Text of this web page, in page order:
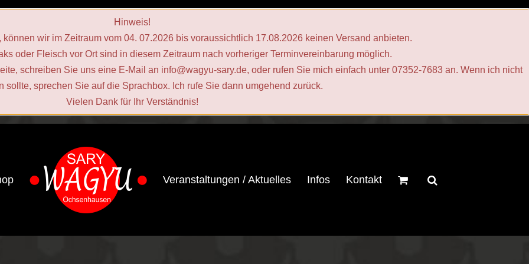
Hinweis!
wir im Zeitraum vom 04. 07.2026 bis voraussichtlich 17.08.2026 keinen Versand anbieten.
oder Fleisch vor Ort sind in diesem Zeitraum nach vorheriger Terminvereinbarung möglich.
schreiben Sie uns eine E‑Mail an info@wagyu-sary.de, oder rufen Sie mich einfach unter 07352-7683 an. Wenn ich nicht
sollte, sprechen Sie auf die Sprachbox. Ich rufe Sie dann umgehend zurück.
Vielen Dank für Ihr Verständnis!
Veranstaltungen / Aktuelles Infos Kontakt